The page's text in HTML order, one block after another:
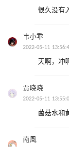
很久没有
韦小乖
2022-05-11
天啊，冲
贾晓晓
2022-05-11
菌菇水和
南風